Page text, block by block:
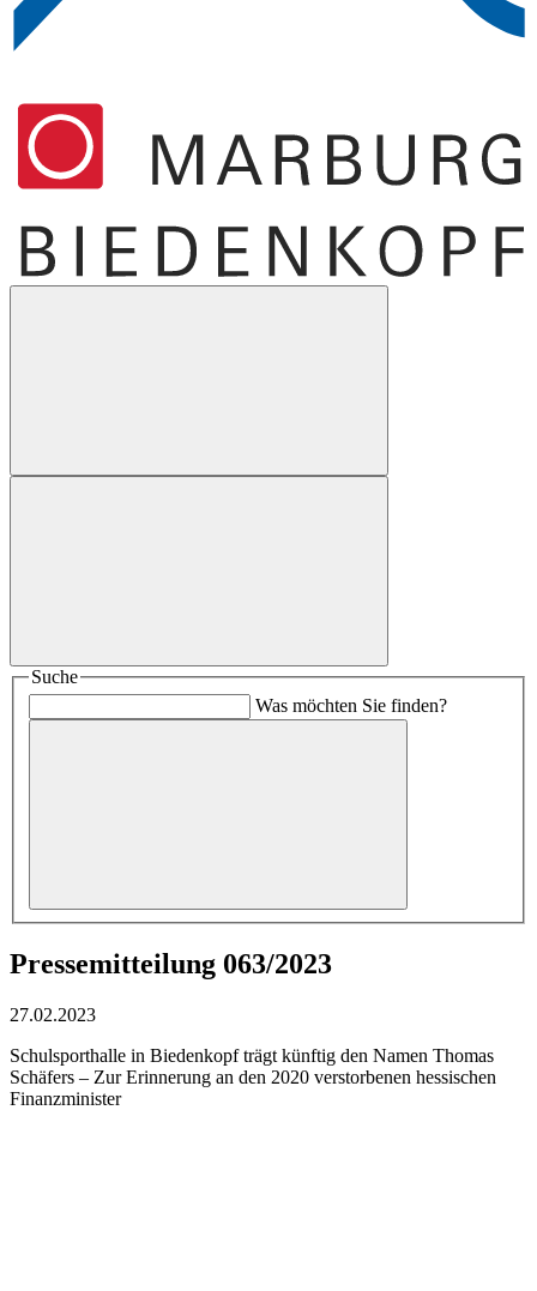
Suche
Was möchten Sie finden?
Pressemitteilung 063/2023
27.02.2023
Schulsporthalle in Biedenkopf trägt künftig den Namen Thomas
Schäfers – Zur Erinnerung an den 2020 verstorbenen hessischen
Finanzminister